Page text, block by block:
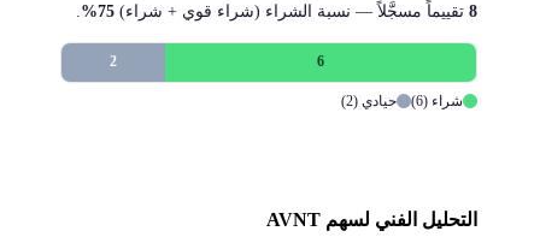
8تقييماً مسجَّلاً — نسبة الشراء (شراء قوي + شراء) 75%
.
6
2
شراء (6) حيادي (2)
التحليل الفني لسهم AVNT